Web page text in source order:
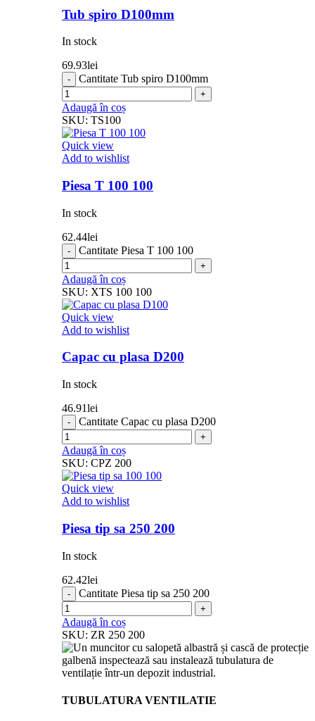
Tub spiro D100mm
In stock
69.93lei
Cantitate Tub spiro D100mm
Adaugă în coș
SKU: TS100
Quick view
Add to wishlist
Piesa T 100 100
In stock
62.44lei
Cantitate Piesa T 100 100
Adaugă în coș
SKU: XTS 100 100
Quick view
Add to wishlist
Capac cu plasa D200
In stock
46.91lei
Cantitate Capac cu plasa D200
Adaugă în coș
SKU: CPZ 200
Quick view
Add to wishlist
Piesa tip sa 250 200
In stock
62.42lei
Cantitate Piesa tip sa 250 200
Adaugă în coș
SKU: ZR 250 200
TUBULATURA VENTILATIE